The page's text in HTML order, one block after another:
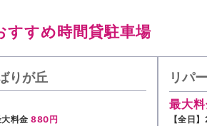
すすめ時間貸駐車場
りが丘
料金880円
リパ
最大
【全日